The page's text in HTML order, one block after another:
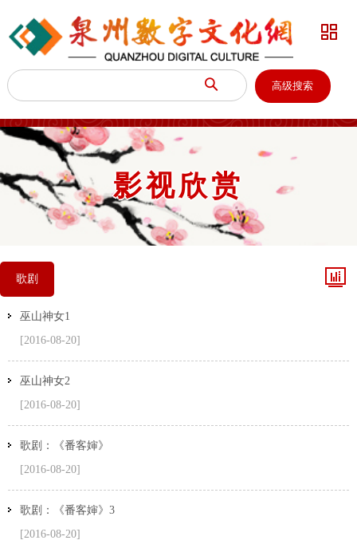
 高级搜索

影视欣赏

歌剧
巫山神女1
[2016-08-20]
巫山神女2
[2016-08-20]
歌剧：《番客婶》
[2016-08-20]
歌剧：《番客婶》3
[2016-08-20]